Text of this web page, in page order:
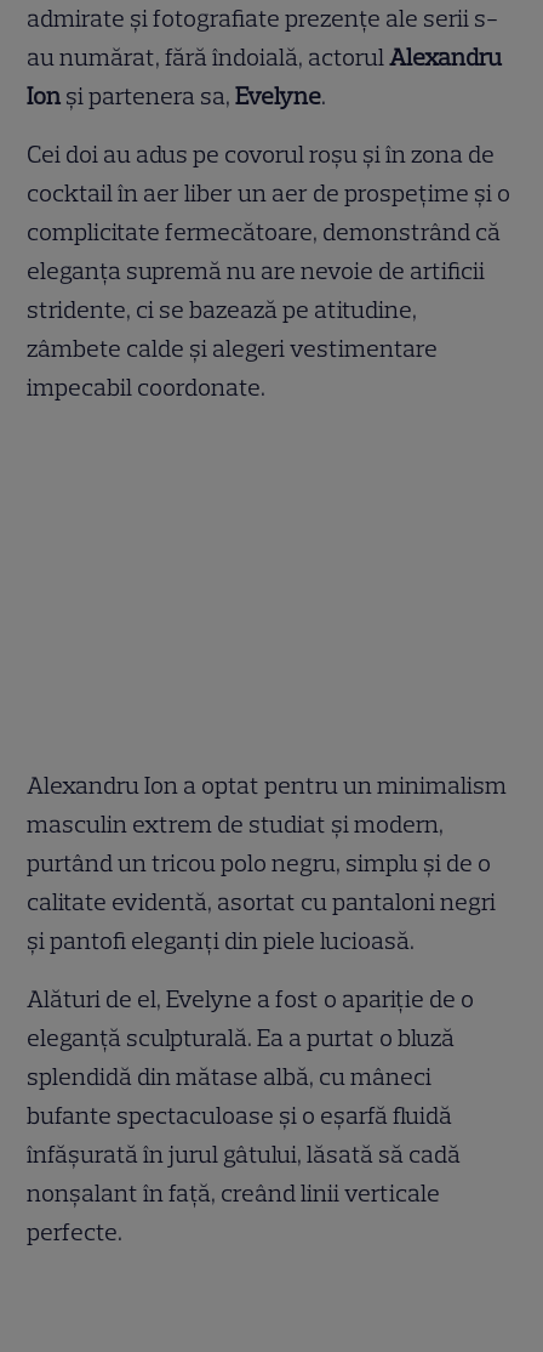
admirate și fotografiate prezențe ale serii s-
au numărat, fără îndoială, actorulAlexandru
Ion și partenera sa,Evelyne.
Cei doi au adus pe covorul roșu și în zona de
cocktail în aer liber un aer de prospețime și o
complicitate fermecătoare, demonstrând că
eleganța supremă nu are nevoie de artificii
stridente, ci se bazează pe atitudine,
zâmbete calde și alegeri vestimentare
impecabil coordonate.
Alexandru Ion a optat pentru un minimalism
masculin extrem de studiat și modern,
purtând un tricou polo negru, simplu și de o
calitate evidentă, asortat cu pantaloni negri
și pantofi eleganți din piele lucioasă.
Alături de el, Evelyne a fost o apariție de o
eleganță sculpturală. Ea a purtat o bluză
splendidă din mătase albă, cu mâneci
bufante spectaculoase și o eșarfă fluidă
înfășurată în jurul gâtului, lăsată să cadă
nonșalant în față, creând linii verticale
perfecte.